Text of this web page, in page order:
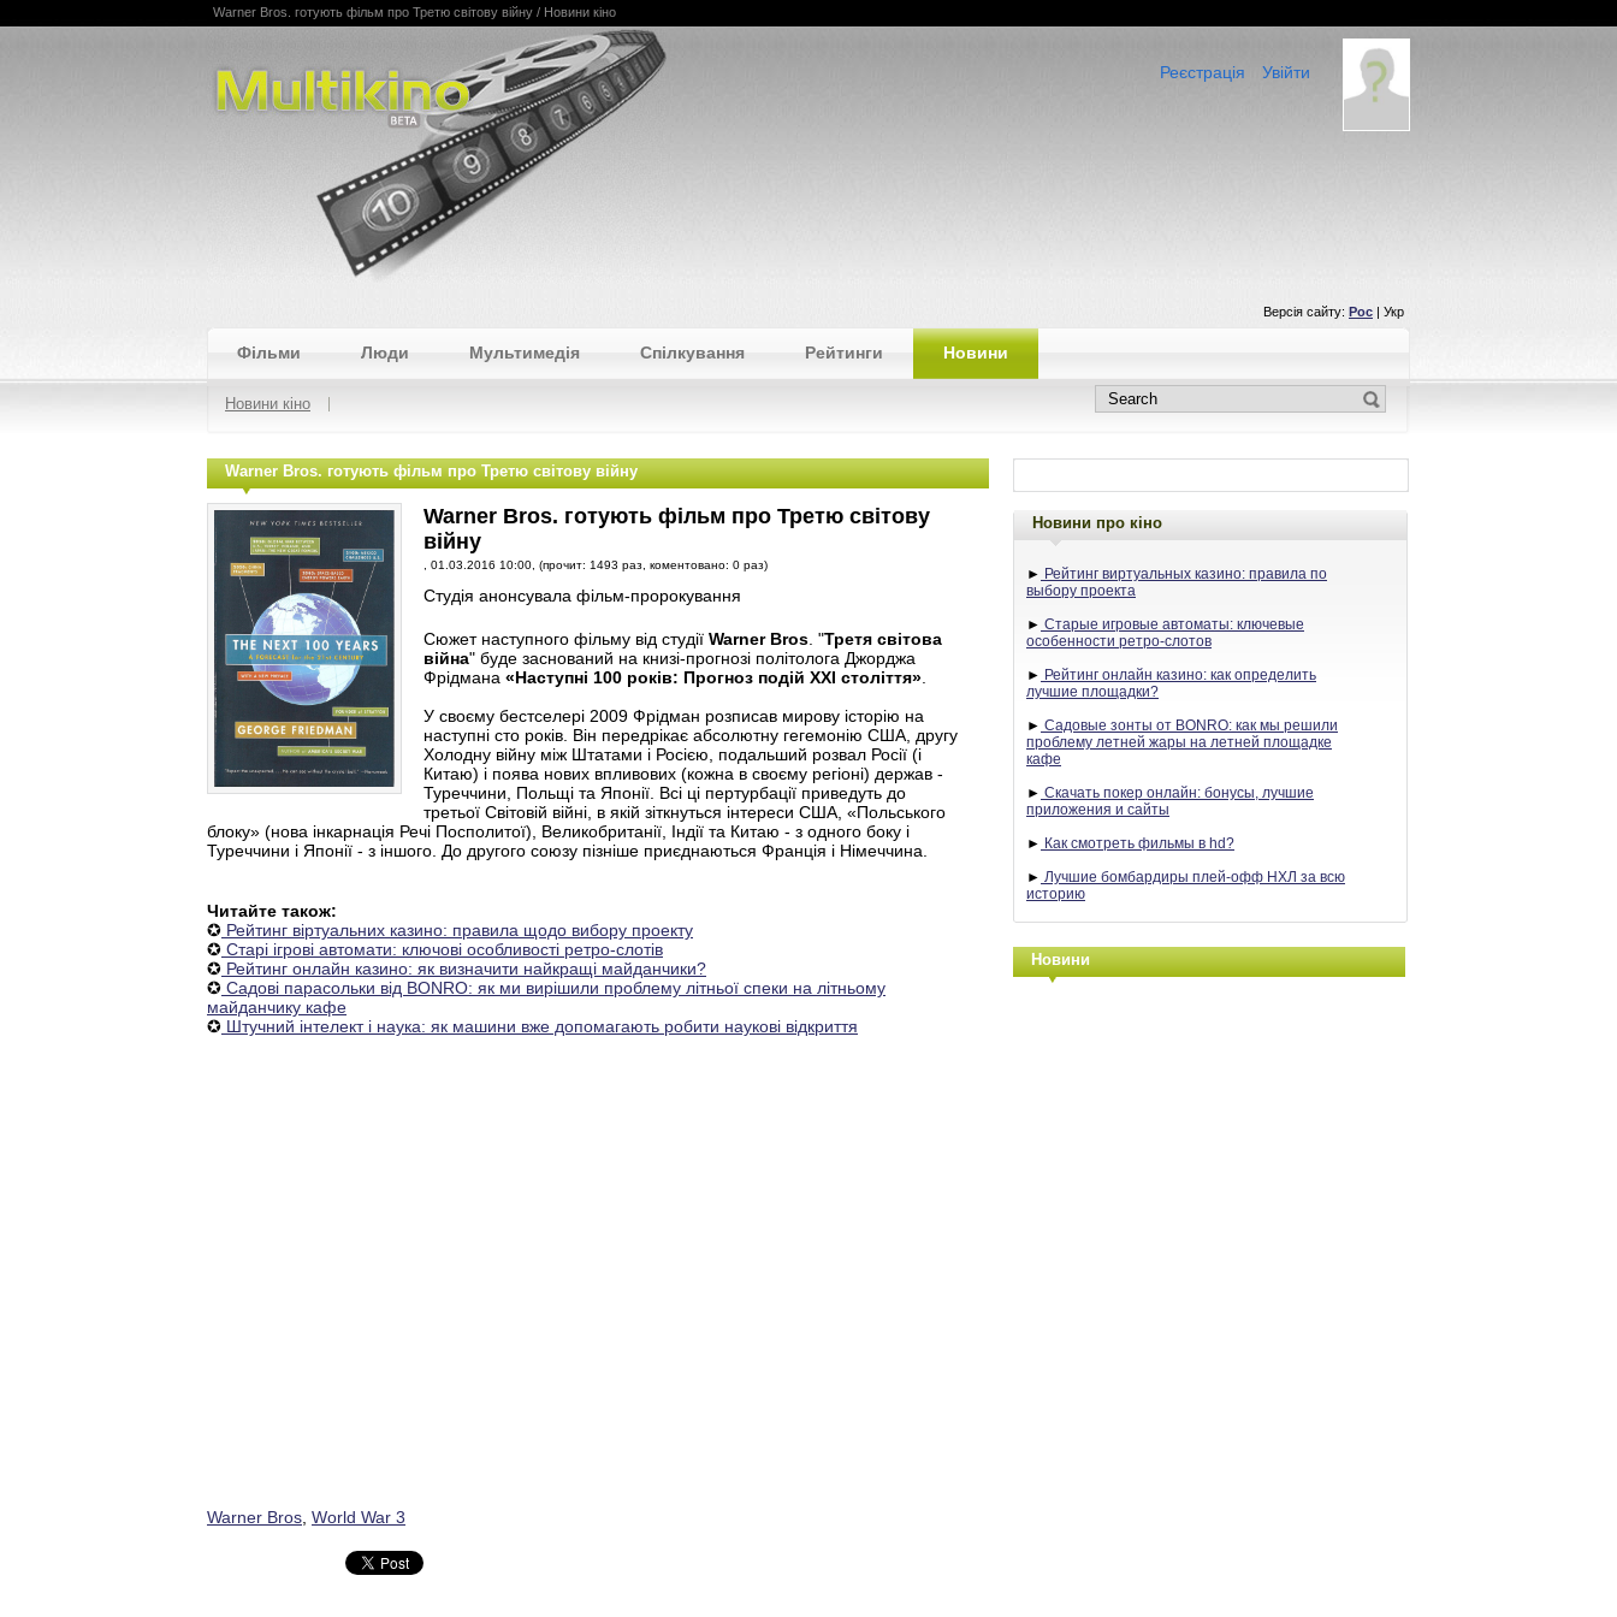
Multikino
Warner Bros. готують фільм про Третю світову війну / Новини кіно
Увійти
Реєстрація
Версія сайту: Рос | Укр
Фільми Люди Мультимедія Спілкування Рейтинги Новини
Новини кіно
Warner Bros. готують фільм про Третю світову війну
Warner Bros. готують фільм про Третю світову
війну
, 01.03.2016 10:00, (прочит: 1493 раз, коментовано: 0 раз)
Студія анонсувала фільм-пророкування
Сюжет наступного фільму від студії Warner Bros . "Третя світова
війна" буде заснований на книзі-прогнозі політолога Джорджа
Фрідмана «Наступні 100 років: Прогноз подій XXI століття»
У своєму бестселері 2009 Фрідман розписав мирову історію на
наступні сто років. Він передрікає абсолютну гегемонію США, другу
Холодну війну між Штатами і Росією, подальший розвал Росії (і
Китаю) і поява нових впливових (кожна в своєму регіоні) держав -
Туреччини, Польщі та Японії. Всі ці пертурбації приведуть до
третьої Світовій війні, в якій зіткнуться інтереси США, «Польського
блоку» (нова інкарнація Речі Посполитої), Великобританії, Індії та Китаю - з одного боку і
Туреччини і Японії - з іншого. До другого союзу пізніше приєднаються Франція і Німеччина.
Читайте також:
✪ Рейтинг віртуальних казино: правила щодо вибору проекту
✪ Старі ігрові автомати: ключові особливості ретро-слотів
✪ Рейтинг онлайн казино: як визначити найкращі майданчики?
✪ Садові парасольки від BONRO: як ми вирішили проблему літньої спеки на літньому
майданчику кафе
✪ Штучний інтелект і наука: як машини вже допомагають робити наукові відкриття
Warner Bros World War 3
Новини про кіно
► Рейтинг виртуальных казино: правила по
выбору проекта
► Старые игровые автоматы: ключевые
особенности ретро-слотов
► Рейтинг онлайн казино: как определить
лучшие площадки?
► Садовые зонты от BONRO: как мы решили
проблему летней жары на летней площадке
кафе
► Скачать покер онлайн: бонусы, лучшие
приложения и сайты
► Как смотреть фильмы в hd?
► Лучшие бомбардиры плей-офф НХЛ за всю
историю
Новини